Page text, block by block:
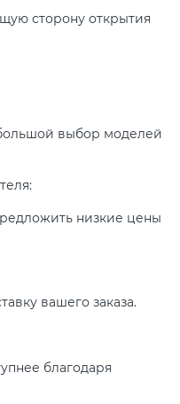
сторону открытия
выбор моделей
низкие цены
вашего заказа.
благодаря